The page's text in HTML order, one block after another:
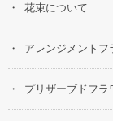
花束について
アレンジメントフ
プリザーブドフ